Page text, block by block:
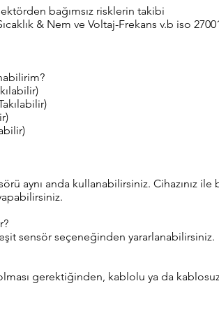
bağımsız risklerin takibi
& Nem ve Voltaj-Frekans v.b iso
aynı anda kullanabilirsiniz. Cihazınız ile
sensör seçeneğinden yararlanabilirsiniz.
gerektiğinden, kablolu ya da